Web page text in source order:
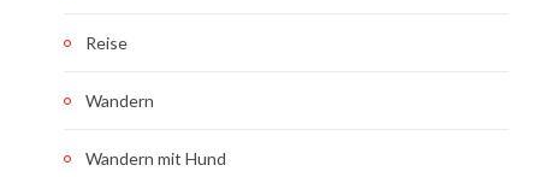
Reise
Wandern
Wandern mit Hund